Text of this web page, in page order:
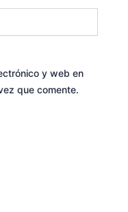
y web en
que comente.